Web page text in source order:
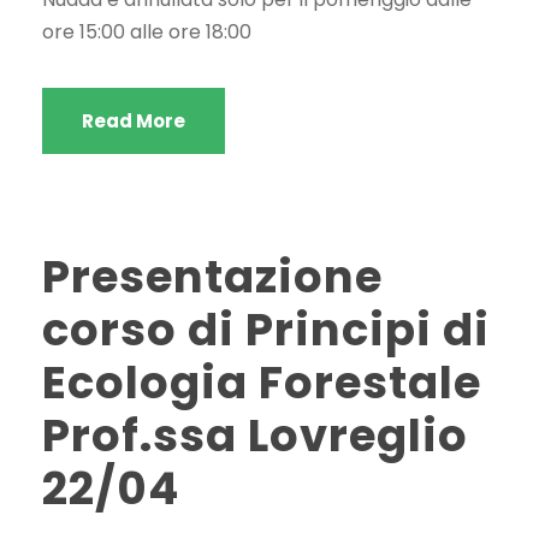
ore 15:00 alle ore 18:00
Read More
Presentazione
corso di Principi di
Ecologia Forestale
Prof.ssa Lovreglio
22/04